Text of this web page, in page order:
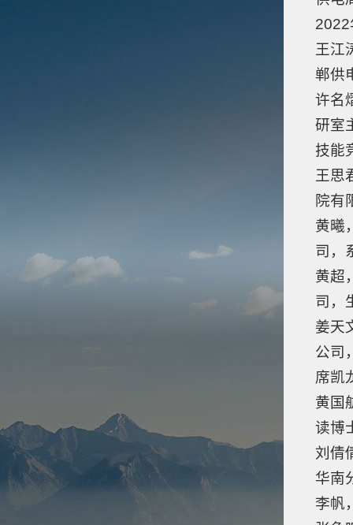
2022
王江
郸供
许名
研室
技能
王思
院有
黄曦
司，
黄超
司，
姜天
公司
席凯
黄国
读博
刘倩
华南
李帆